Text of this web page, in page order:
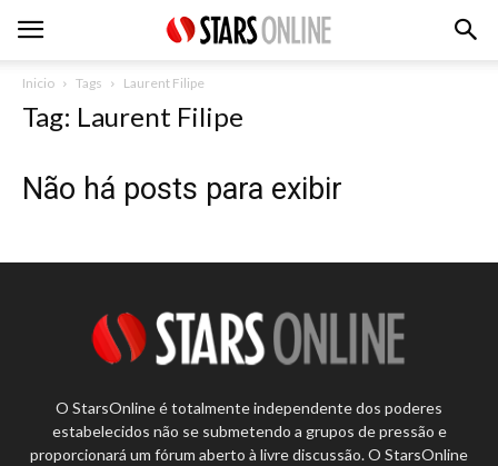
Inicio Tags Laurent Filipe
Tag: Laurent Filipe
Não há posts para exibir
O StarsOnline é totalmente independente dos poderes
estabelecidos não se submetendo a grupos de pressão e
proporcionará um fórum aberto à livre discussão. O StarsOnline